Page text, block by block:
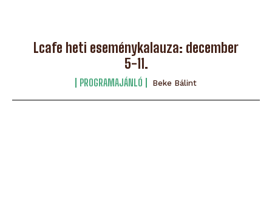
Lcafe heti eseménykalauza: december
5-11.
PROGRAMAJÁNLÓ Beke Bálint